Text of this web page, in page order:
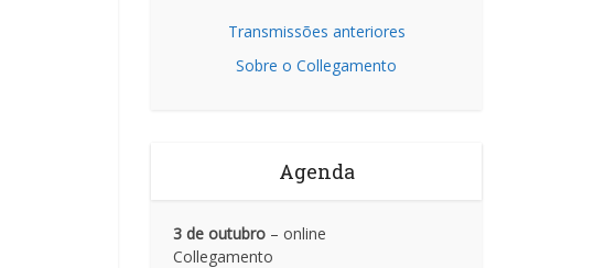
Transmissões anteriores
Sobre o Collegamento
Agenda
3 de outubro – online
Collegamento